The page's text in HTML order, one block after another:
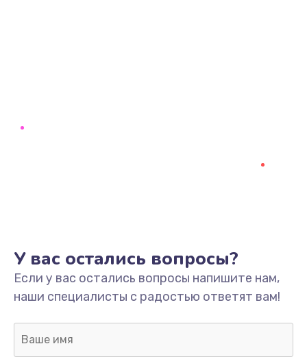
У вас остались вопросы?
Если у вас остались вопросы напишите нам,
наши специалисты с радостью ответят вам!